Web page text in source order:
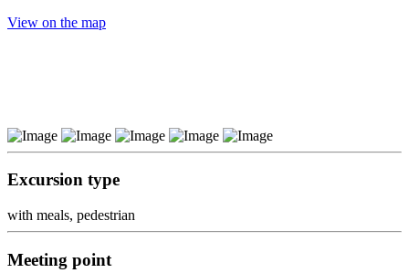
View on the map
Excursion type
with meals, pedestrian
Meeting point